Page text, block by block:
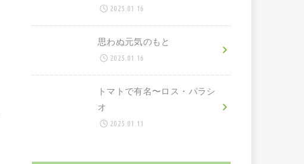
2025.01.16
思わぬ元気のもと
2025.01.16
トマトで有名〜ロス・パラシ
オ
2025.01.11